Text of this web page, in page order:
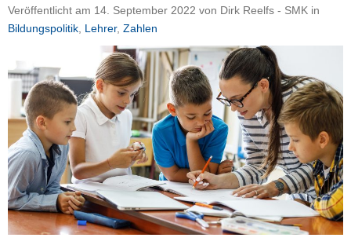
e
i
e
N
a
v
i
g
a
Veröffentlicht am 14. September 2022 von Dirk Reelfs - SMK in
Bildungspolitik Lehrer, Zahlen